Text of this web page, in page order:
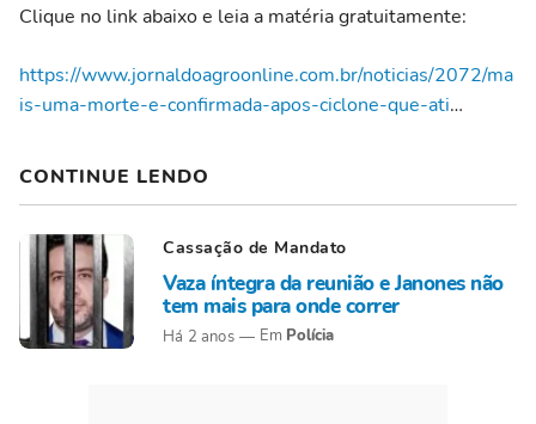
Clique no link abaixo e leia a matéria gratuitamente:
https://www.jornaldoagroonline.com.br/noticias/2072/ma
is-uma-morte-e-confirmada-apos-ciclone-que-ati…
CONTINUE LENDO
Cassação de Mandato
Vaza íntegra da reunião e Janones não
tem mais para onde correr
Há 2 anos Polícia